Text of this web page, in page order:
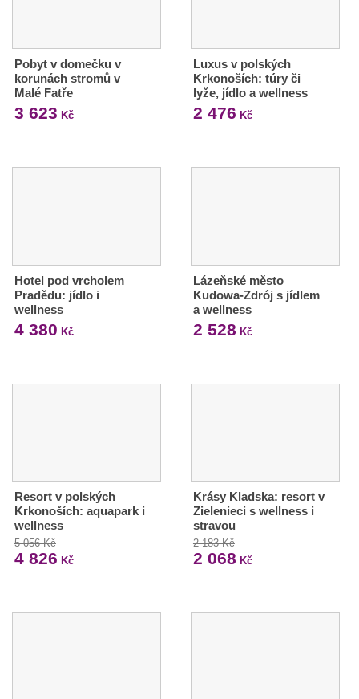
Pobyt v domečku v
korunách stromů v
Malé Fatře
3 623 Kč
Luxus v polských
Krkonoších: túry či
lyže, jídlo a wellness
2 476 Kč
Hotel pod vrcholem
Pradědu: jídlo i
wellness
4 380 Kč
Lázeňské město
Kudowa-Zdrój s jídlem
a wellness
2 528 Kč
Resort v polských
Krkonoších: aquapark i
wellness
5 056 Kč
4 826 Kč
Krásy Kladska: resort v
Zielenieci s wellness i
stravou
2 183 Kč
2 068 Kč